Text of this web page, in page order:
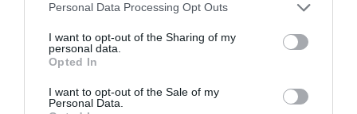
Personal Data Processing Opt Outs
I want to opt-out of the Sharing of my
personal data.
Opted In
I want to opt-out of the Sale of my
Personal Data.